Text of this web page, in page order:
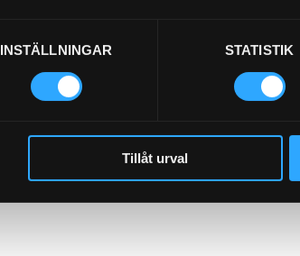
INSTÄLLNINGAR STATISTIK
Tillåt urval